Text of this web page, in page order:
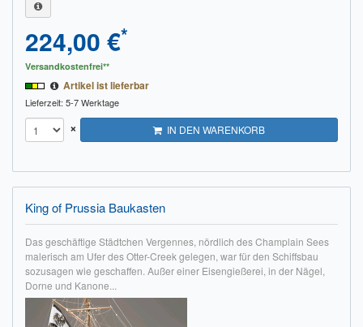
224,00 €*
Versandkostenfrei**
Artikel ist lieferbar
Lieferzeit: 5-7 Werktage
× IN DEN WARENKORB
King of Prussia Baukasten
Das geschäftige Städtchen Vergennes, nördlich des Champlain Sees
malerisch am Ufer des Otter-Creek gelegen, war für den Schiffsbau
sozusagen wie geschaffen. Außer einer Eisengießerei, in der Nägel,
Dorne und Kanone...